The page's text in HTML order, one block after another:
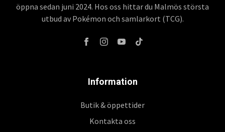
öppna sedan juni 2024. Hos oss hittar du Malmös största
utbud av Pokémon och samlarkort (TCG).
Information
Butik & öppettider
Kontakta oss